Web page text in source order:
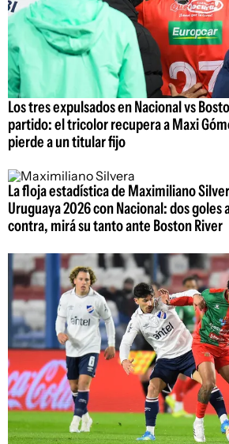
Los tres expulsados en Nacional vs
partido: el tricolor recupera a Maxi
pierde a un titular fijo
La floja estadística de Maximiliano
Uruguaya 2026 con Nacional: dos goles
contra, mirá su tanto ante Boston River